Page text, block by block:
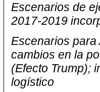
Escenarios de
2017-2019
Escenarios
cambios en la
(Efecto Trump);
logístico